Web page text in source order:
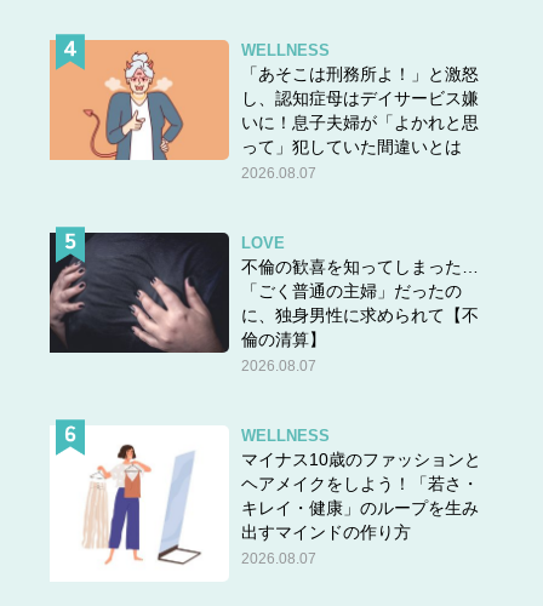
WELLNESS
「あそこは刑務所よ！」と激怒
し、認知症母はデイサービス嫌
いに！息子夫婦が「よかれと思
って」犯していた間違いとは
2026.08.07
LOVE
不倫の歓喜を知ってしまった…
「ごく普通の主婦」だったの
に、独身男性に求められて【不
倫の清算】
2026.08.07
WELLNESS
マイナス10歳のファッションと
ヘアメイクをしよう！「若さ・
キレイ・健康」のループを生み
出すマインドの作り方
2026.08.07